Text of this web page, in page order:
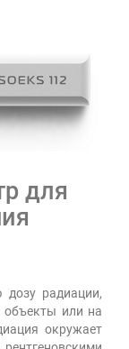
для
радиации,
объекты или на
окружает